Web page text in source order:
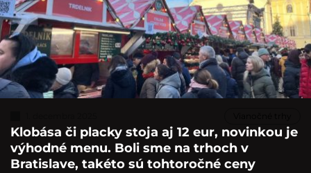
Klobása či placky stoja aj 12 eur, novinkou je
výhodné menu. Boli sme na trhoch v
Bratislave, takéto sú tohtoročné ceny